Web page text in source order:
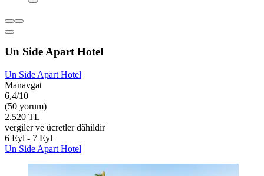
Un Side Apart Hotel
Un Side Apart Hotel
Manavgat
6,4/10
(50 yorum)
2.520 TL
vergiler ve ücretler dâhildir
6 Eyl - 7 Eyl
Un Side Apart Hotel